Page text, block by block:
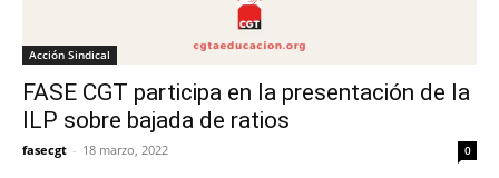
Acción Sindical
FASE CGT participa en la presentación de la
ILP sobre bajada de ratios
fasecgt - 18 marzo, 2022 0